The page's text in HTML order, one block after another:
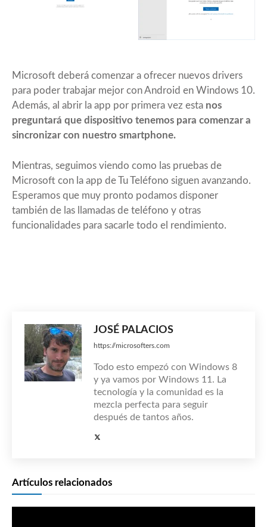
Microsoft deberá comenzar a ofrecer nuevos drivers
para poder trabajar mejor con Android en Windows 10.
Además, al abrir la app por primera vez esta nos
preguntará que dispositivo tenemos para comenzar a
sincronizar con nuestro smartphone.
Mientras, seguimos viendo como las pruebas de
Microsoft con la app de Tu Teléfono siguen avanzando.
Esperamos que muy pronto podamos disponer
también de las llamadas de teléfono y otras
funcionalidades para sacarle todo el rendimiento.
JOSÉ PALACIOS
https://microsofters.com
Todo esto empezó con Windows 8
y ya vamos por Windows 11. La
tecnología y la comunidad es la
mezcla perfecta para seguir
después de tantos años.
Artículos relacionados